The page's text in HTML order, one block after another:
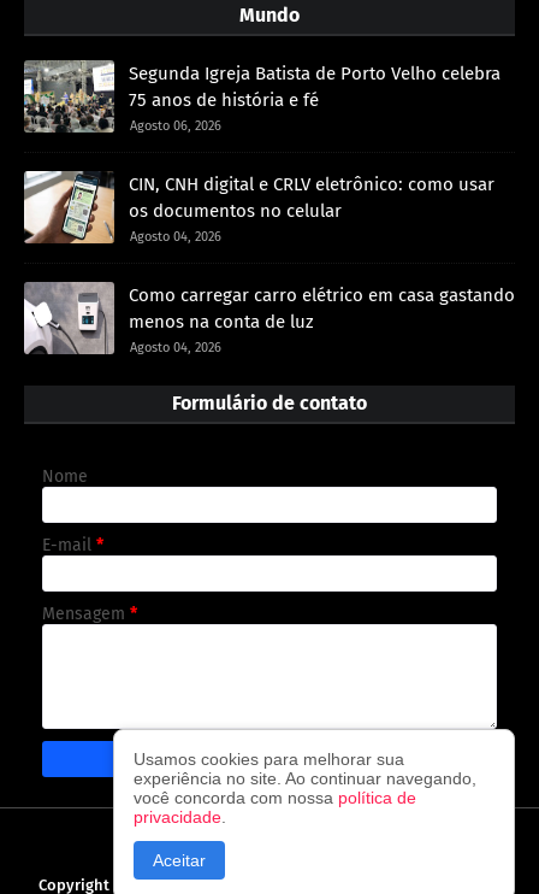
Mundo
Segunda Igreja Batista de Porto Velho celebra
75 anos de história e fé
Agosto 06, 2026
CIN, CNH digital e CRLV eletrônico: como usar
os documentos no celular
Agosto 04, 2026
Como carregar carro elétrico em casa gastando
menos na conta de luz
Agosto 04, 2026
Formulário de contato
Nome
E-mail *
Mensagem *
CAPA CONTATO
Copyright © 2026O observador - A cada visita uma nova notícia!
Usamos cookies para melhorar sua
experiência no site. Ao continuar navegando,
você concorda com nossa política de
privacidade
Aceitar